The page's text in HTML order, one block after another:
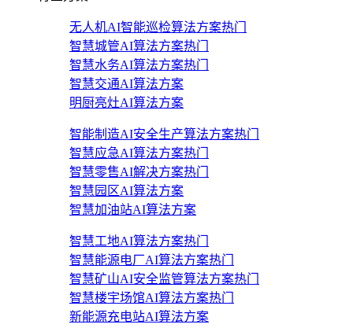
无人机AI智能巡检算法方案热门
智慧城管AI算法方案热门
智慧水务AI算法方案热门
智慧交通AI算法方案
明厨亮灶AI算法方案
智能制造AI安全生产算法方案热门
智慧应急AI算法方案热门
智慧零售AI解决方案热门
智慧园区AI算法方案
智慧加油站AI算法方案
智慧工地AI算法方案热门
智慧能源电厂AI算法方案热门
智慧矿山AI安全监管算法方案热门
智慧楼宇场馆AI算法方案热门
新能源充电站AI算法方案